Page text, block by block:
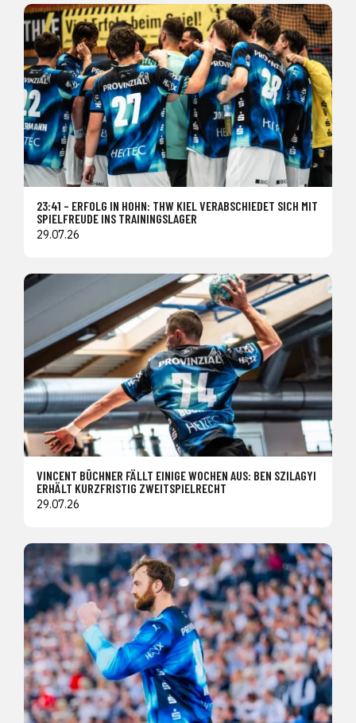
23:41 – ERFOLG IN HOHN: THW KIEL VERABSCHIEDET SICH MIT
SPIELFREUDE INS TRAININGSLAGER
29.07.26
VINCENT BÜCHNER FÄLLT EINIGE WOCHEN AUS: BEN SZILAGYI
ERHÄLT KURZFRISTIG ZWEITSPIELRECHT
29.07.26